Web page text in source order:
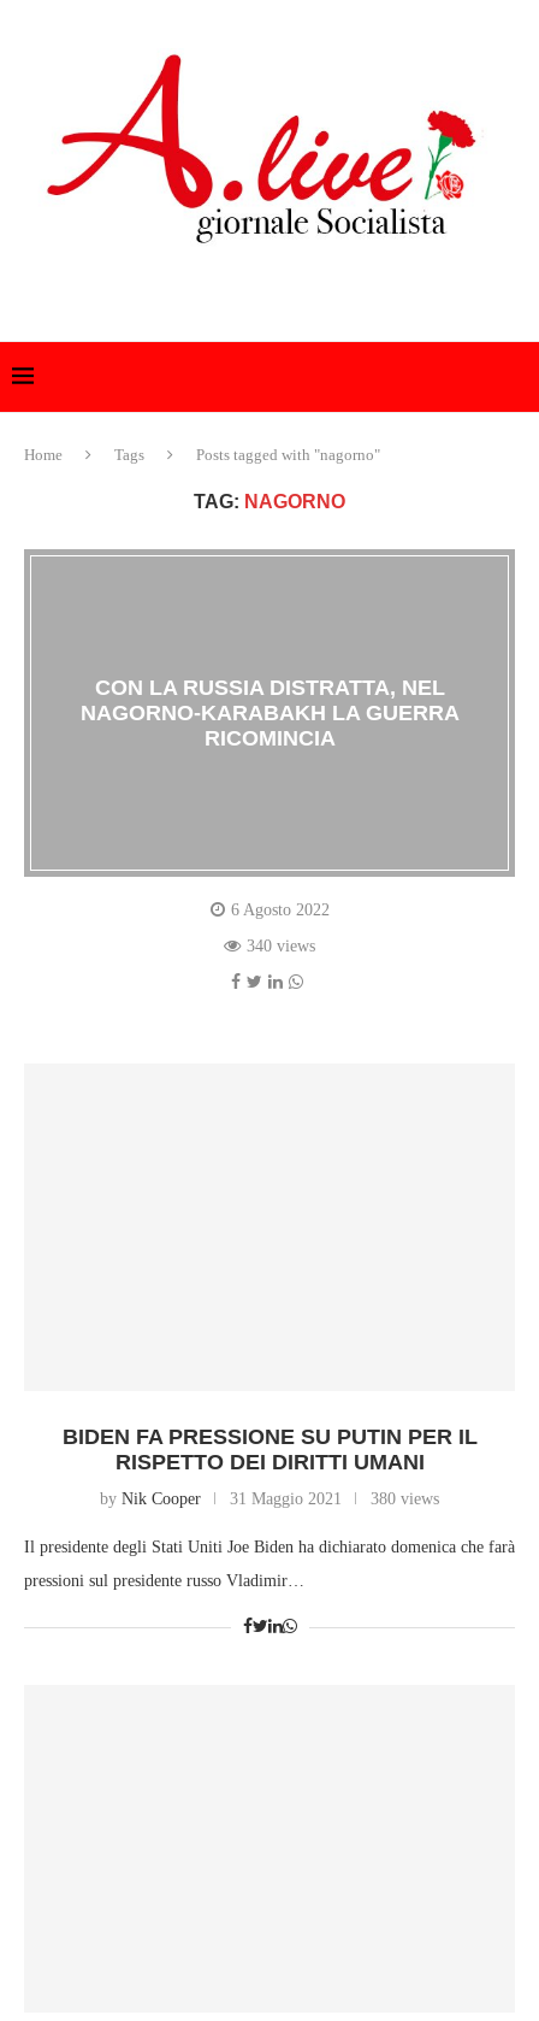
Home Tags Posts tagged with "nagorno"
TAG: NAGORNO
CON LA RUSSIA DISTRATTA, NEL
NAGORNO-KARABAKH LA GUERRA
RICOMINCIA
6 Agosto 2022
340 views
BIDEN FA PRESSIONE SU PUTIN PER IL
RISPETTO DEI DIRITTI UMANI
by Nik Cooper 31 Maggio 2021 380 views
Il presidente degli Stati Uniti Joe Biden ha dichiarato domenica che farà
pressioni sul presidente russo Vladimir…